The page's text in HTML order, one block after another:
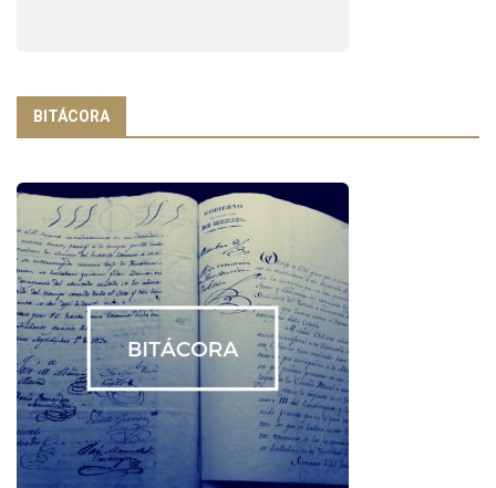
BITÁCORA